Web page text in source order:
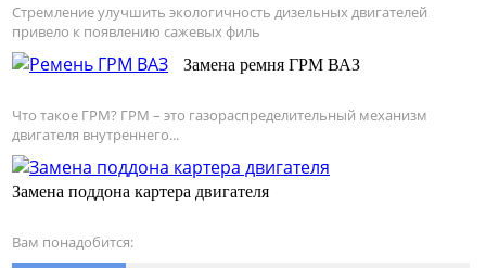
Стремление улучшить экологичность дизельных двигателей
привело к появлению сажевых филь
Замена ремня ГРМ ВАЗ
Что такое ГРМ? ГРМ – это газораспределительный механизм
двигателя внутреннего...
Замена поддона картера двигателя
Вам понадобится: